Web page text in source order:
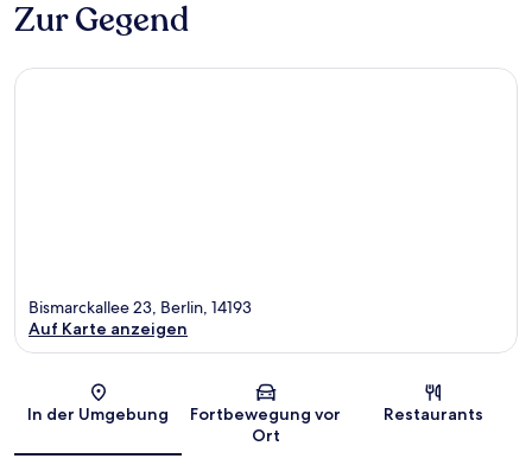
Zur Gegend
Karte
Bismarckallee 23, Berlin, 14193
Auf Karte anzeigen
In der Umgebung
Fortbewegung vor
Ort
Restaurants